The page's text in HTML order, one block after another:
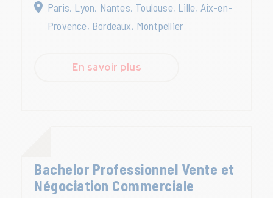
Paris, Lyon, Nantes, Toulouse, Lille, Aix-en-
Provence, Bordeaux, Montpellier
En savoir plus
Bachelor Professionnel Vente et
Négociation Commerciale